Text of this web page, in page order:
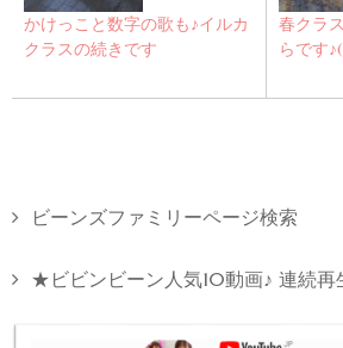
かけっこと数字の歌も♪イルカ
クラスの続きです
春クラ
らです
ビーンズファミリーページ検索
★ビビンビーン人気10動画♪ 連続